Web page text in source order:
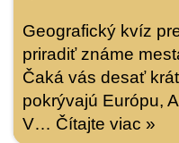
Geografický kvíz
priradiť známe
Čaká vás desať
pokrývajú Európu,
V… Čítajte viac »